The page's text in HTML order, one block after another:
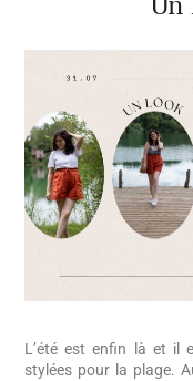
L’été est enfin là et il
stylées pour la plage.